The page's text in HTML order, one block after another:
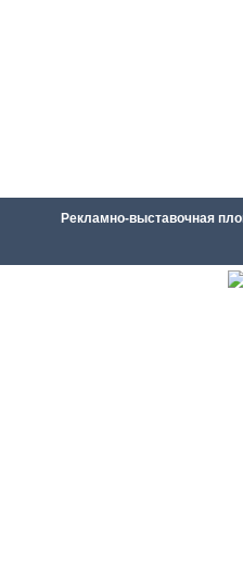
Рекламно-выставочная